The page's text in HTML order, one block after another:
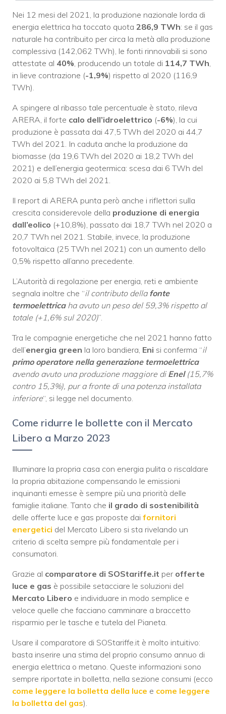
Nei 12 mesi del 2021, la produzione nazionale lorda di
energia elettrica ha toccato quota 286,9 TWh: se il gas
naturale ha contribuito per circa la metà alla produzione
complessiva (142,062 TWh), le fonti rinnovabili si sono
attestate al 40% , producendo un totale di 114,7 TWh
in lieve contrazione (-1,9%) rispetto al 2020 (116,9
TWh).
A spingere al ribasso tale percentuale è stato, rileva
ARERA, il forte calo dell’idroelettrico (-6%), la cui
produzione è passata dai 47,5 TWh del 2020 ai 44,7
TWh del 2021. In caduta anche la produzione da
biomasse (da 19,6 TWh del 2020 ai 18,2 TWh del
2021) e dell’energia geotermica: scesa dai 6 TWh del
2020 ai 5,8 TWh del 2021.
Il report di ARERA punta però anche i riflettori sulla
crescita considerevole della produzione di energia
dall’eolico (+10,8%), passato dai 18,7 TWh nel 2020 a
20,7 TWh nel 2021. Stabile, invece, la produzione
fotovoltaica (25 TWh nel 2021) con un aumento dello
0,5% rispetto all’anno precedente.
L’Autorità di regolazione per energia, reti e ambiente
segnala inoltre che “il contributo della fonte
termoelettricaha avuto un peso del 59,3% rispetto al
totale (+1,6% sul 2020)”.
Tra le compagnie energetiche che nel 2021 hanno fatto
dell’energia green la loro bandiera, Eni si conferma “il
primo operatore nella generazione termoelettrica
avendo avuto una produzione maggiore di Enel(15,7%
contro 15,3%), pur a fronte di una potenza installata
inferiore“, si legge nel documento.
Come ridurre le bollette con il Mercato
Libero a Marzo 2023
Illuminare la propria casa con energia pulita o riscaldare
la propria abitazione compensando le emissioni
inquinanti emesse è sempre più una priorità delle
famiglie italiane. Tanto che il grado di sostenibilità
delle offerte luce e gas proposte dai fornitori
energetici del Mercato Libero si sta rivelando un
criterio di scelta sempre più fondamentale per i
consumatori.
Grazie al comparatore di SOStariffe.it per offerte
luce e gas è possibile setacciare le soluzioni del
Mercato Libero e individuare in modo semplice e
veloce quelle che facciano camminare a braccetto
risparmio per le tasche e tutela del Pianeta.
Usare il comparatore di SOStariffe.it è molto intuitivo:
basta inserire una stima del proprio consumo annuo di
energia elettrica o metano. Queste informazioni sono
sempre riportate in bolletta, nella sezione consumi (ecco
come leggere la bolletta della luce e come leggere
la bolletta del gas).